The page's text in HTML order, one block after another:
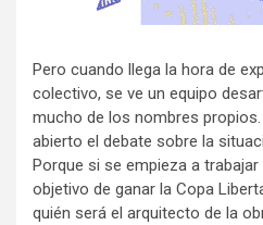
Pero cuando llega la hora de
colectivo, se ve un equipo
mucho de los nombres
abierto el debate sobre la
Porque si se empieza a
objetivo de ganar la Copa
quién será el arquitecto de la